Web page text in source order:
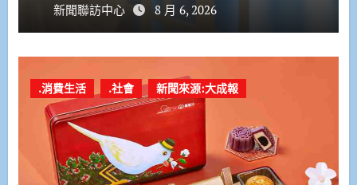
新聞聯訪中心 8 月 6, 2026
.消費生活 .社會 新聞來源:大成報